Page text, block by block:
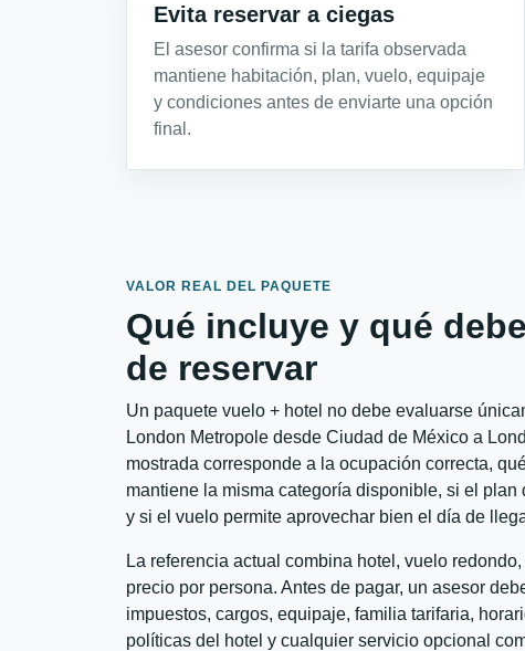
Evita reservar a ciegas
El asesor confirma si la tarifa observada
mantiene habitación, plan, vuelo, equipaje
y condiciones antes de enviarte una opción
final.
VALOR REAL DEL PAQUETE
Qué incluye y qué
de reservar
Un paquete vuelo + hotel no debe evaluarse
London Metropole desde Ciudad de México a
mostrada corresponde a la ocupación correcta,
mantiene la misma categoría disponible, si el
y si el vuelo permite aprovechar bien el día de
La referencia actual combina hotel, vuelo
precio por persona. Antes de pagar, un asesor
impuestos, cargos, equipaje, familia tarifaria,
políticas del hotel y cualquier servicio opcional